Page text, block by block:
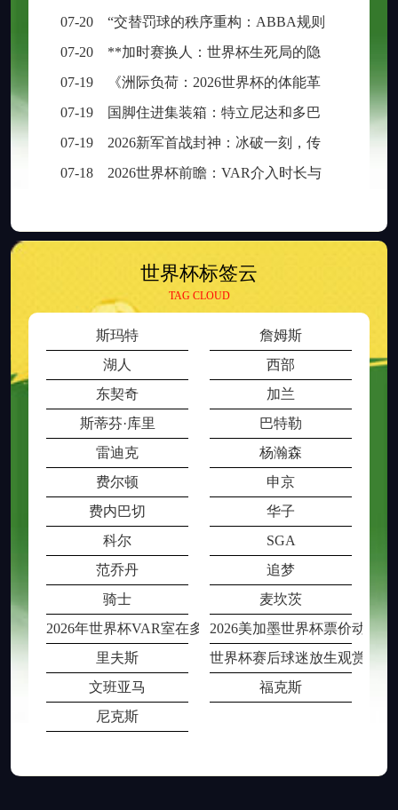
07-20
“交替罚球的秩序重构：ABBA规则在世界杯中的逻辑困境与制度再平衡”
07-20
**加时赛换人：世界杯生死局的隐形胜负手**
07-19
《洲际负荷：2026世界杯的体能革命与竞技边界重构》
07-19
国脚住进集装箱：特立尼达和多巴哥世界杯备战营地引争议
07-19
2026新军首战封神：冰破一刻，传奇已生
07-18
2026世界杯前瞻：VAR介入时长与判罚时效性的权衡之道
世界杯标签云
TAG CLOUD
斯玛特
詹姆斯
湖人
西部
东契奇
加兰
斯蒂芬·库里
巴特勒
雷迪克
杨瀚森
费尔顿
申京
费内巴切
华子
科尔
SGA
范乔丹
追梦
骑士
麦坎茨
2026年世界杯VAR室在多场比赛同时段2026美加墨世界杯票价动态
里夫斯
世界杯赛后球迷放生观赏鱼被
文班亚马
福克斯
尼克斯